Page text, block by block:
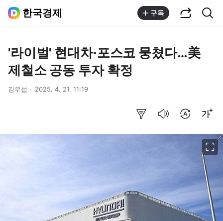
한국경제 구독
'라이벌' 현대차·포스코 뭉쳤다…美
제철소 공동 투자 확정
김우섭 2025. 4. 21. 11:19